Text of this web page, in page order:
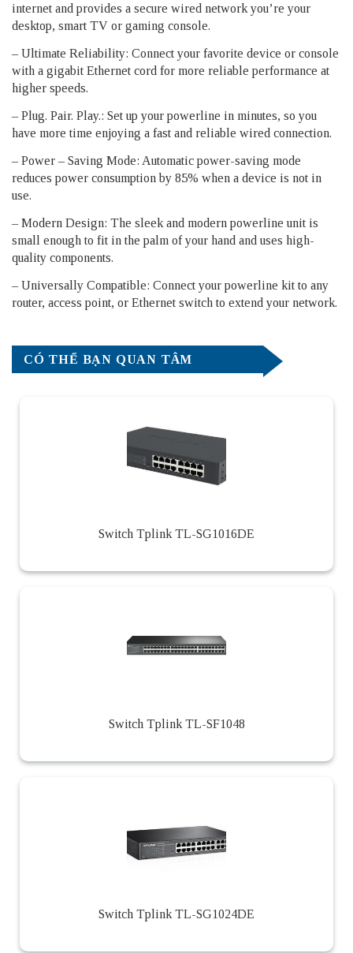
internet and provides a secure wired network you’re your
desktop, smart TV or gaming console.
– Ultimate Reliability: Connect your favorite device or console
with a gigabit Ethernet cord for more reliable performance at
higher speeds.
– Plug. Pair. Play.: Set up your powerline in minutes, so you
have more time enjoying a fast and reliable wired connection.
– Power – Saving Mode: Automatic power-saving mode
reduces power consumption by 85% when a device is not in
use.
– Modern Design: The sleek and modern powerline unit is
small enough to fit in the palm of your hand and uses high-
quality components.
– Universally Compatible: Connect your powerline kit to any
router, access point, or Ethernet switch to extend your network.
CÓ THỂ BẠN QUAN TÂM
Switch Tplink TL-SG1016DE
Switch Tplink TL-SF1048
Switch Tplink TL-SG1024DE